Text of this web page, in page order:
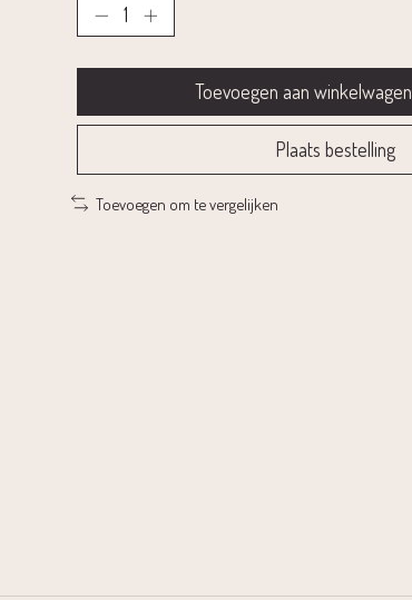
Toevoegen aan winkelwagen
Plaats bestelling
Toevoegen om te vergelijken